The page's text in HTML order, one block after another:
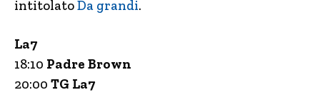
intitolatoDa grandi.
La7
18:10 Padre Brown
20:00 TG La7